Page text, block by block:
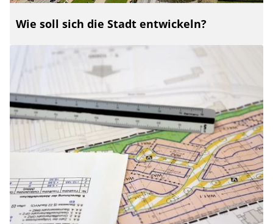
Wie soll sich die Stadt entwickeln?